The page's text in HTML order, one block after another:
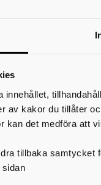
av kakor du tillåter
kan det medföra att
tillbaka
sidan
2026 18:00 − 19:30
till Navet,
17, Skövde